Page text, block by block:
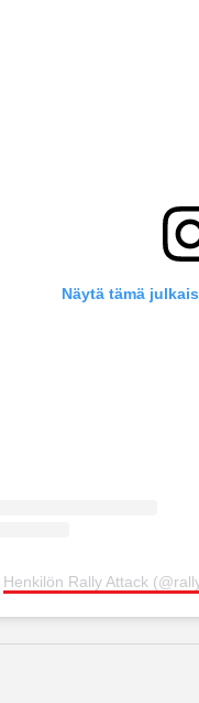
Näytä tämä
Henkilön Rally Attack